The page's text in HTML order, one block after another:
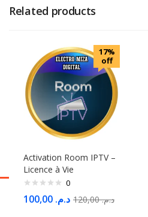
Related products
17%
off
Activation Room IPTV –
Licence à Vie
0
د.م. د.م.120,00
S'abonner à la Newsletter